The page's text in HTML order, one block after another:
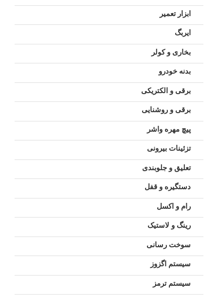
ابزار تعمیر
ایربگ
بخاری و کولر
بدنه خودرو
برقی و الکتریکی
برقی و روشنایی
پیچ مهره واشر
تزئینات بیرونی
تعلیق و جلوبندی
دستگیره و قفل
رام و اکسل
رینگ و لاستیک
سوخت رسانی
سیستم اگزوز
سیستم ترمز